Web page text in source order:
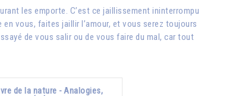
les emporte. C’est ce jaillissement ininterrompu
vous, faites jaillir l’amour, et vous serez toujours
de vous salir ou de vous faire du mal, car tout
de la nature - Analogies,